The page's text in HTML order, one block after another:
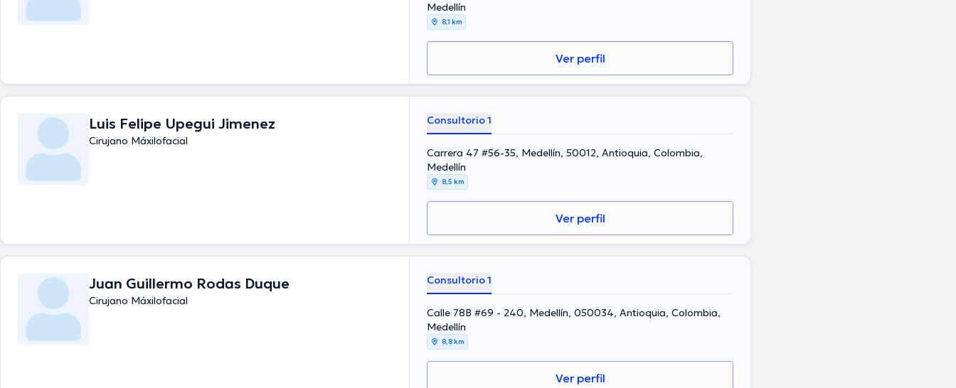
Medellín
8,1 km
Ver perfil
Luis Felipe Upegui Jimenez
Cirujano Máxilofacial
Consultorio 1
Carrera 47 #56-35, Medellín, 50012, Antioquia, Colombia,
Medellín
8,5 km
Ver perfil
Juan Guillermo Rodas Duque
Cirujano Máxilofacial
Consultorio 1
Calle 78B #69 - 240, Medellín, 050034, Antioquia, Colombia,
Medellín
8,8 km
Ver perfil